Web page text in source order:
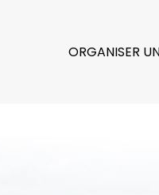
ORGANISER